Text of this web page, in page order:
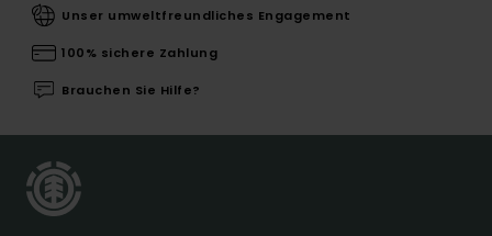
Unser umweltfreundliches Engagement
100% sichere Zahlung
Brauchen Sie Hilfe?